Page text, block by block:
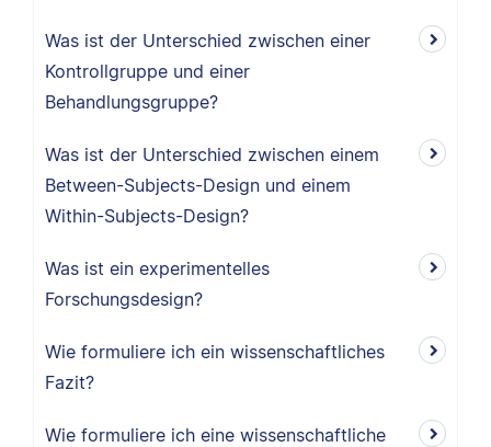
Was ist der Unterschied zwischen einer
Kontrollgruppe und einer
Behandlungsgruppe?
Was ist der Unterschied zwischen einem
Between-Subjects-Design und einem
Within-Subjects-Design?
Was ist ein experimentelles
Forschungsdesign?
Wie formuliere ich ein wissenschaftliches
Fazit?
Wie formuliere ich eine wissenschaftliche